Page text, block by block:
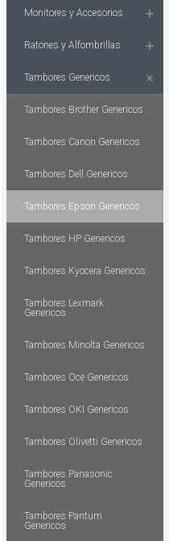
Monitores y Accesorios
Ratones y Alfombrillas
Tambores Genericos
Tambores Brother Genericos
Tambores Canon Genericos
Tambores Dell Genericos
Tambores Epson Genericos
Tambores HP Genericos
Tambores Kyocera Genericos
Tambores Lexmark
Genericos
Tambores Minolta Genericos
Tambores Oce Genericos
Tambores OKI Genericos
Tambores Olivetti Genericos
Tambores Panasonic
Genericos
Tambores Pantum
Genericos